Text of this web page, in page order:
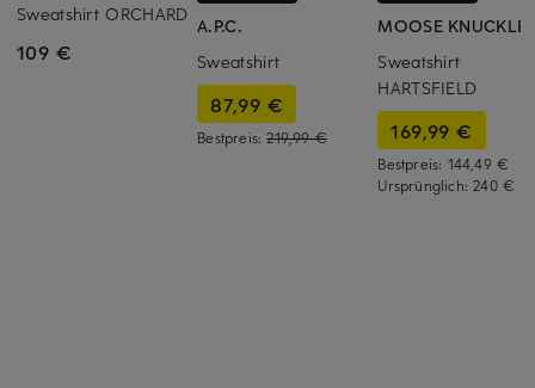
Sweatshirt ORCHARD
109 €
A.P.C.
Sweatshirt
87,99 €
Bestpreis:219,99 €
MOOSE
Sweatshirt
HARTSFIELD
169,99 €
Bestpreis: 144,49 €
Ursprünglich:240 €